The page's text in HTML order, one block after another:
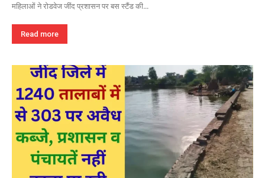
महिलाओं ने रोडवेज जींद प्रशासन पर बस स्टैंड की...
Read more